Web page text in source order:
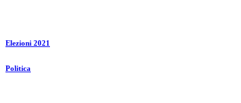
Elezioni 2021
Politica